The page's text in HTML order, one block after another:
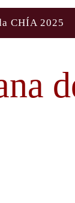
CHÍA 2025